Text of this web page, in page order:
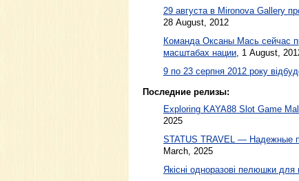
29 августа в Mironova Gallery
28 August, 2012
Команда Оксаны Мась сейчас
масштабах нации 1 August,
9 по 23 серпня 2012 року
Последние релизы:
Exploring KAYA88 Slot Game
2025
STATUS TRAVEL — Надежные
March, 2025
Якісні одноразові пелюшки